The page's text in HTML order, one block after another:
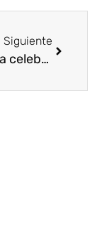
Siguiente
Deloitte ha celebrado el ‘Impact Day’ centrado en el desarrollo de iniciativas solidarias de ámbito educativo